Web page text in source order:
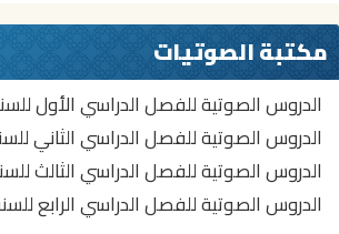
مكتبة الصوتيات
الدروس الصوتية للفصل الدراسي الأول
الدروس الصوتية للفصل الدراسي الثاني
الدروس الصوتية للفصل الدراسي الثالث
الدروس الصوتية للفصل الدراسي الرابع